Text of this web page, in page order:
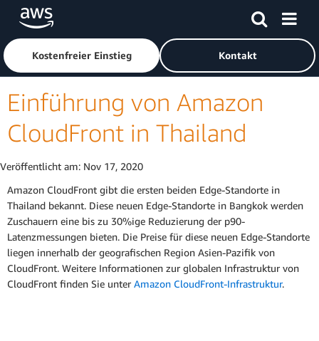
Überspringen zum Hauptinhalt
Klicken Sie hier, um zur Amazon Web Services-Startseite
Kostenfreier Einstieg Kontakt
Einführung von Amazon
CloudFront in Thailand
Veröffentlicht am: Nov 17, 2020
Amazon CloudFront gibt die ersten beiden Edge-Standorte in
Thailand bekannt. Diese neuen Edge-Standorte in Bangkok werden
Zuschauern eine bis zu 30%ige Reduzierung der p90-
Latenzmessungen bieten. Die Preise für diese neuen Edge-Standorte
liegen innerhalb der geografischen Region Asien-Pazifik von
CloudFront. Weitere Informationen zur globalen Infrastruktur von
CloudFront finden Sie unter Amazon CloudFront-Infrastruktur.